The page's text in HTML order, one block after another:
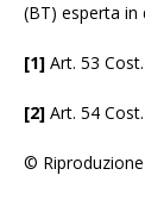
(BT) esperta in
[1] Art. 53 Cost.
[2] Art. 54 Cost.
©